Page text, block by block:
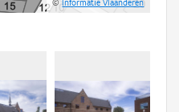
©Informatie Vlaanderen